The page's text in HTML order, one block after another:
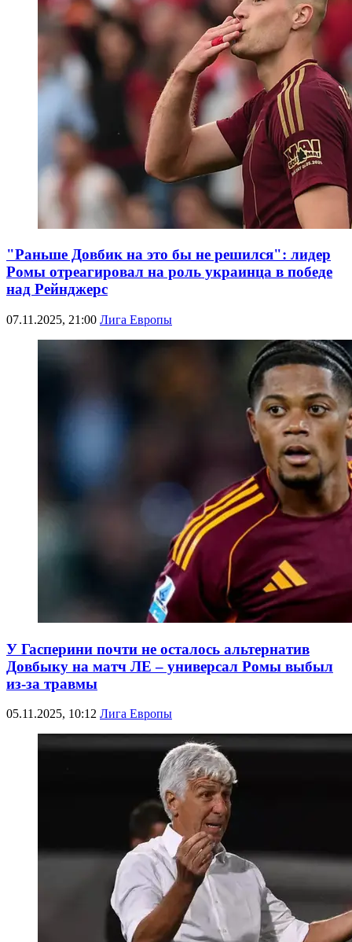
"Раньше Довбик на это бы не решился": лидер
Ромы отреагировал на роль украинца в победе
над Рейнджерс
07.11.2025, 21:00 Лига Европы
У Гасперини почти не осталось альтернатив
Довбыку на матч ЛЕ – универсал Ромы выбыл
из-за травмы
05.11.2025, 10:12 Лига Европы